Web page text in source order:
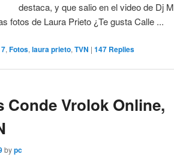
destaca, y que salio en el video de Dj
fotos de Laura Prieto ¿Te gusta Calle ...
,Fotos,laura prieto,TVN |147 Replies
Conde Vrolok Online,
bypc